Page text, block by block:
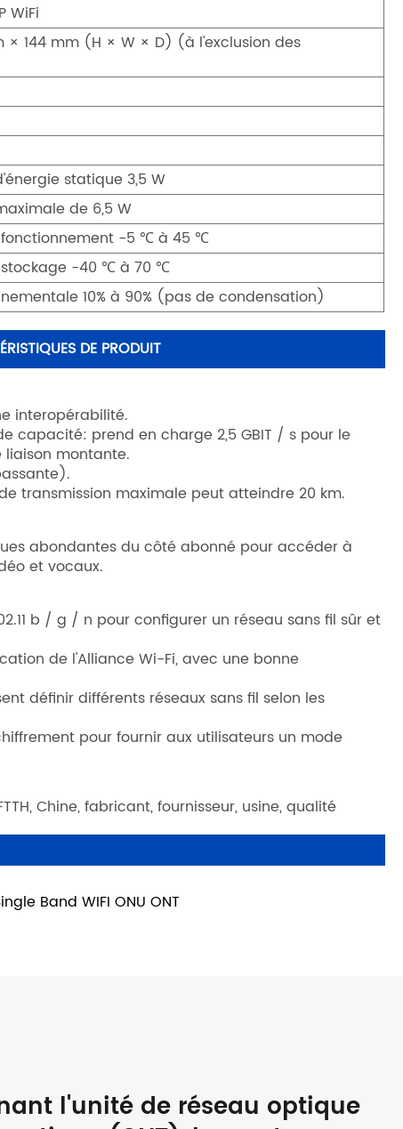
WiFi
× 144 mm (H × W × D) (à l'exclusion des
statique 3,5 W
de 6,5 W
-5 ℃ à 45 ℃
-40 ℃ à 70 ℃
10% à 90% (pas de condensation)
DE PRODUIT
interopérabilité.
capacité: prend en charge 2,5 GBIT / s pour le
liaison montante.
transmission maximale peut atteindre 20 km.
abondantes du côté abonné pour accéder à
et vocaux.
b / g / n pour configurer un réseau sans fil sûr et
de l'Alliance Wi-Fi, avec une bonne
définir différents réseaux sans fil selon les
pour fournir aux utilisateurs un mode
Chine, fabricant, fournisseur, usine, qualité
Band WIFI ONU ONT
l'unité de réseau optique